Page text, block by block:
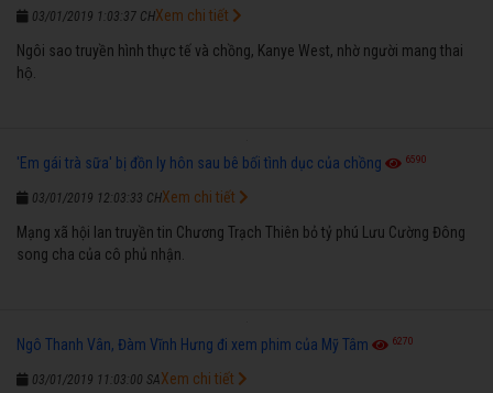
03/01/2019 1:03:37 CH
Ngôi sao truyền hình thực tế và chồng, Kanye West, nhờ người mang thai
hộ.
Xem chi tiết
'Em gái trà sữa' bị đồn ly hôn sau bê bối tình dục của chồng 6590
03/01/2019 12:03:33 CH
Mạng xã hội lan truyền tin Chương Trạch Thiên bỏ tỷ phú Lưu Cường Đông
song cha của cô phủ nhận.
Xem chi tiết
Ngô Thanh Vân, Đàm Vĩnh Hưng đi xem phim của Mỹ Tâm 6270
03/01/2019 11:03:00 SAXem chi tiết